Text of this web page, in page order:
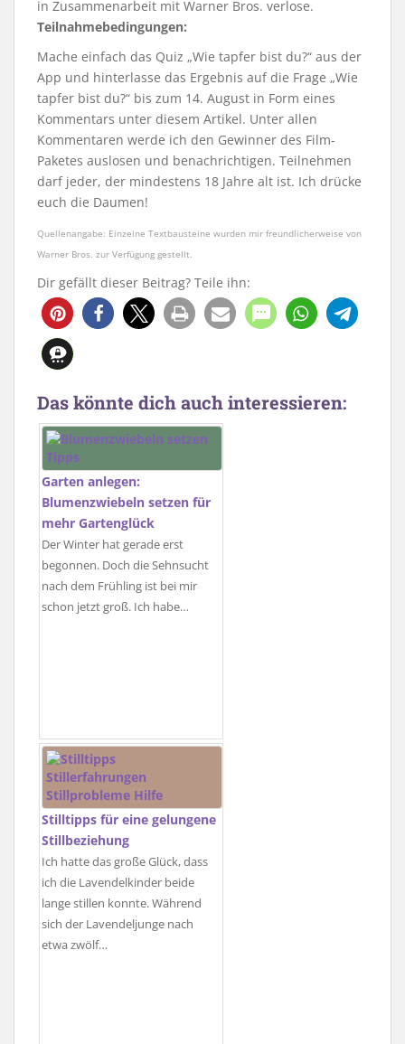
in Zusammenarbeit mit Warner Bros. verlose.
Teilnahmebedingungen:
Mache einfach das Quiz „Wie tapfer bist du?“ aus der
App und hinterlasse das Ergebnis auf die Frage „Wie
tapfer bist du?“ bis zum 14. August in Form eines
Kommentars unter diesem Artikel. Unter allen
Kommentaren werde ich den Gewinner des Film-
Paketes auslosen und benachrichtigen. Teilnehmen
darf jeder, der mindestens 18 Jahre alt ist. Ich drücke
euch die Daumen!
Quellenangabe: Einzelne Textbausteine wurden mir freundlicherweise von
Warner Bros. zur Verfügung gestellt.
Dir gefällt dieser Beitrag? Teile ihn:
Das könnte dich auch interessieren:
Garten anlegen:
Blumenzwiebeln setzen für
mehr Gartenglück
Der Winter hat gerade erst
begonnen. Doch die Sehnsucht
nach dem Frühling ist bei mir
schon jetzt groß. Ich habe…
Stilltipps für eine gelungene
Stillbeziehung
Ich hatte das große Glück, dass
ich die Lavendelkinder beide
lange stillen konnte. Während
sich der Lavendeljunge nach
etwa zwölf…